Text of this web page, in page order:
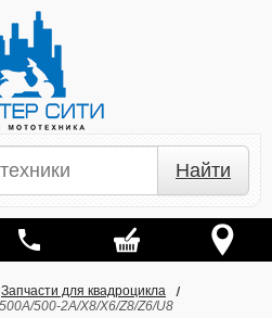
Найти
Запчасти для квадроцикла
500-2A/X8/X6/Z8/Z6/U8